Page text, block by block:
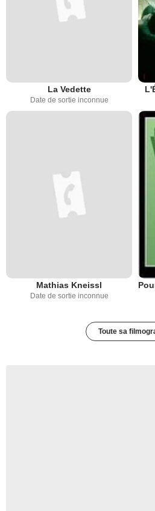
La Vedette
Date de sortie inconnue
Mathias Kneissl
Date de sortie inconnue
Toute sa